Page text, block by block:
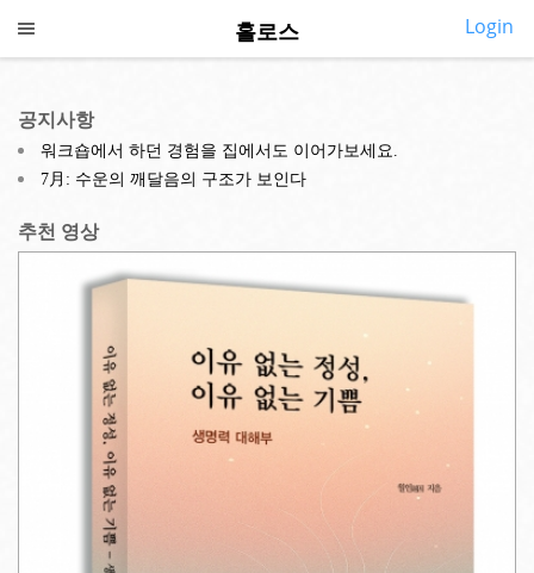
홀로스 Login
공지사항
워크숍에서 하던 경험을 집에서도 이어가보세요.
7月: 수운의 깨달음의 구조가 보인다
추천 영상
CALL US COLLAPSE
◎소개
◎프로그램
심포지엄
내강의실
커뮤니티
Copyright 2013. All rights reserved!